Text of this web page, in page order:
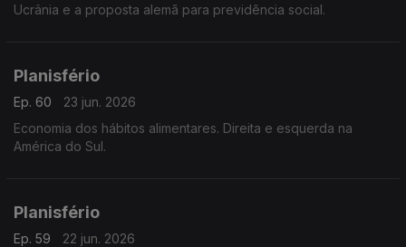
Ucrânia e a proposta alemã para previdência social.
Planisfério
Ep. 60
23 jun. 2026
Economia dos hábitos alimentares. Direita e esquerda na
América do Sul.
Planisfério
Ep. 59
22 jun. 2026